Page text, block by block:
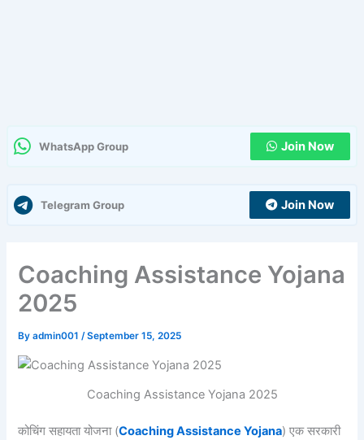
WhatsApp Group Join Now
Telegram Group Join Now
Coaching Assistance Yojana
2025
Byadmin001/September 15, 2025
Coaching Assistance Yojana 2025
कोचिंग सहायता योजना (Coaching Assistance Yojana) एक सरकारी